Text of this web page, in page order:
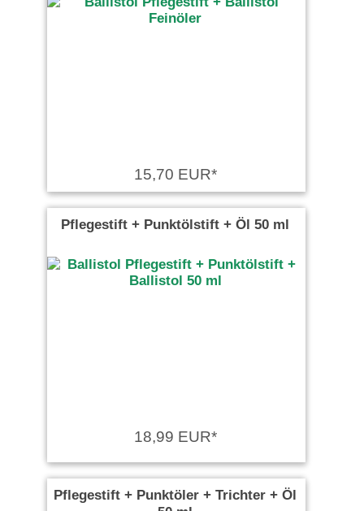
15,70 EUR*
Pflegestift + Punktölstift + Öl 50 ml
18,99 EUR*
Pflegestift + Punktöler + Trichter + Öl